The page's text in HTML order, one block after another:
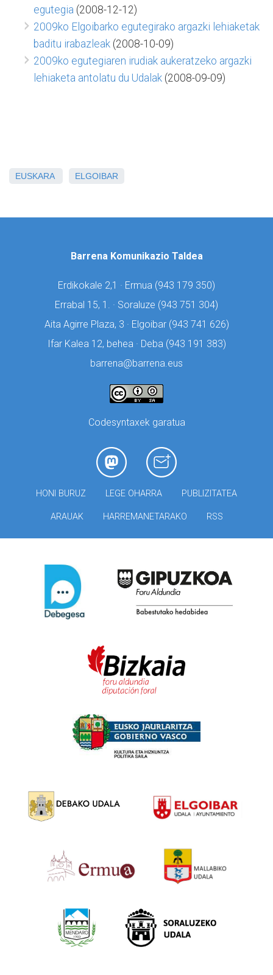
egutegia (2008-12-12)
2009ko Elgoibarko egutegirako argazki lehiaketak
baditu irabazleak (2008-10-09)
2009ko egutegiaren irudiak aukeratzeko argazki
lehiaketa antolatu du Udalak (2008-09-09)
EUSKARA ELGOIBAR
Barrena Komunikazio Taldea
Erdikokale 2,1 · Ermua (943 179 350)
Errabal 15, 1. · Soraluze (943 751 304)
Aita Agirre Plaza, 3 · Elgoibar (943 741 626)
Ifar Kalea 12, behea · Deba (943 191 383)
barrena@barrena.eus
Codesyntaxek garatua
HONI BURUZ LEGE OHARRA PUBLIZITATEA
ARAUAK HARREMANETARAKO RSS